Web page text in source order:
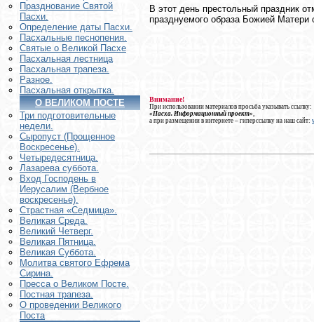
Празднование Святой
Пасхи.
Определение даты Пасхи.
Пасхальные песнопения.
Святые о Великой Пасхе
Пасхальная лестница
Пасхальная трапеза.
Разное.
Пасхальная открытка.
О ВЕЛИКОМ ПОСТЕ
Три подготовительные
недели.
Сыропуст (Прощенное
Воскресенье).
Четыредесятница.
Лазарева суббота.
Вход Господень в
Иерусалим (Вербное
воскресенье).
Страстная «Седмица».
Великая Среда.
Великий Четверг.
Великая Пятница.
Великая Суббота.
Молитва святого Ефрема
Сирина.
Пресса о Великом Посте.
Постная трапеза.
О проведении Великого
Поста
В этот день престольный праздник
празднуемого образа Божией
Внимание!
При использовании материалов просьба указывать ссылку:
«Пасха. Информационный проект»
а при размещении в интернете – гиперссылку на наш сайт: